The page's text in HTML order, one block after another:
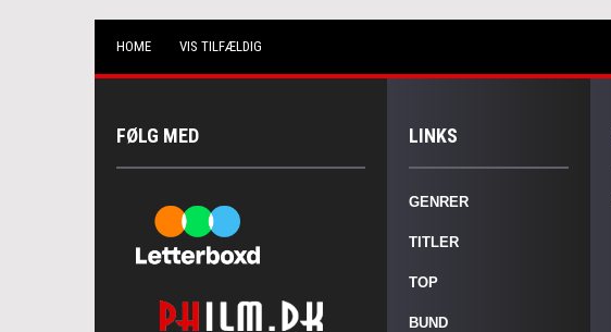
HOME VIS TILFÆLDIG
FØLG MED LINKS
GENRER
TITLER
TOP
BUND